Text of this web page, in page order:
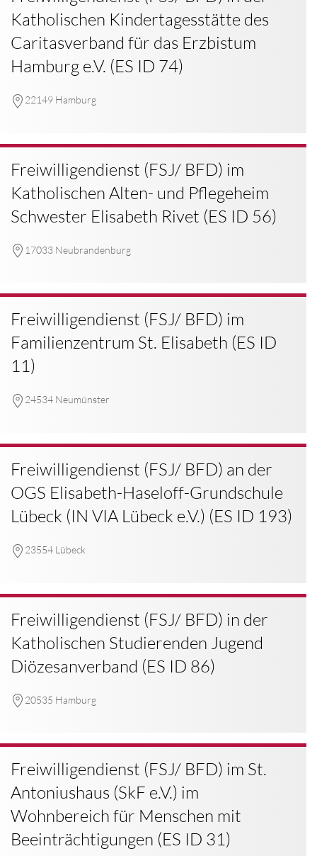
Katholischen Kindertagesstätte des
Caritasverband für das Erzbistum
Hamburg e.V. (ES ID 74)
22149 Hamburg
Freiwilligendienst (FSJ/ BFD) im
Katholischen Alten- und Pflegeheim
Schwester Elisabeth Rivet (ES ID 56)
17033 Neubrandenburg
Freiwilligendienst (FSJ/ BFD) im
Familienzentrum St. Elisabeth (ES ID
11)
24534 Neumünster
Freiwilligendienst (FSJ/ BFD) an der
OGS Elisabeth-Haseloff-Grundschule
Lübeck (IN VIA Lübeck e.V.) (ES ID 193)
23554 Lübeck
Freiwilligendienst (FSJ/ BFD) in der
Katholischen Studierenden Jugend
Diözesanverband (ES ID 86)
20535 Hamburg
Freiwilligendienst (FSJ/ BFD) im St.
Antoniushaus (SkF e.V.) im
Wohnbereich für Menschen mit
Beeinträchtigungen (ES ID 31)